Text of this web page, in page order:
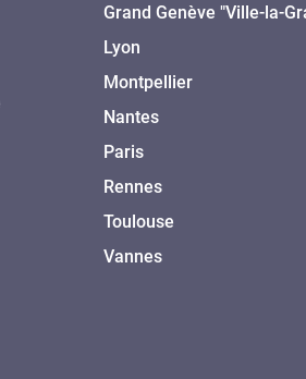
Grand Genève "Ville-la-
Lyon
Montpellier
Nantes
Paris
Rennes
Toulouse
Vannes